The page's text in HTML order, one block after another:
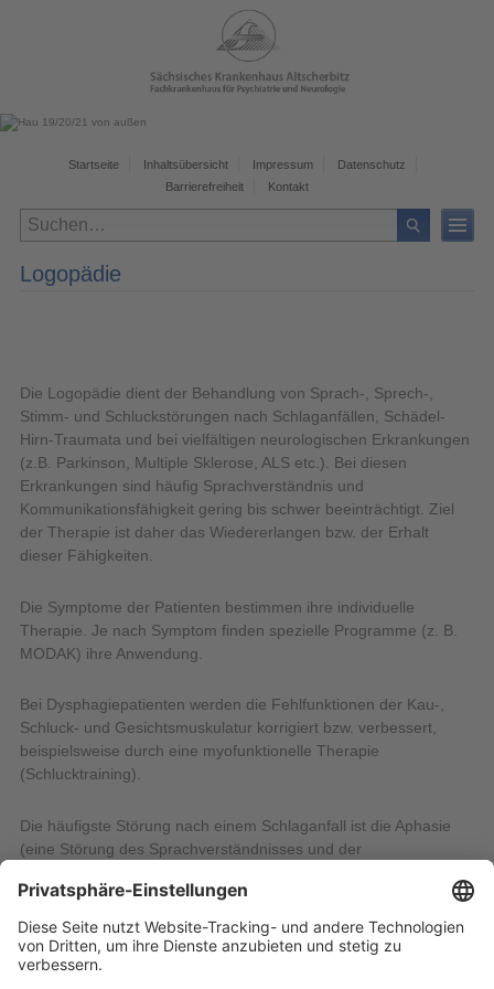
Startseite Inhaltsübersicht Impressum
Datenschutz
Barrierefreiheit
Kontakt
Logopädie
Die Logopädie dient der Behandlung von Sprach-, Sprech-,
Stimm- und Schluckstörungen nach Schlaganfällen, Schädel-
Hirn-Traumata und bei vielfältigen neurologischen Erkrankungen
(z.B. Parkinson, Multiple Sklerose, ALS etc.). Bei diesen
Erkrankungen sind häufig Sprachverständnis und
Kommunikationsfähigkeit gering bis schwer beeinträchtigt. Ziel
der Therapie ist daher das Wiedererlangen bzw. der Erhalt
dieser Fähigkeiten.
Die Symptome der Patienten bestimmen ihre individuelle
Therapie. Je nach Symptom finden spezielle Programme (z. B.
MODAK) ihre Anwendung.
Bei Dysphagiepatienten werden die Fehlfunktionen der Kau-,
Schluck- und Gesichtsmuskulatur korrigiert bzw. verbessert,
beispielsweise durch eine myofunktionelle Therapie
(Schlucktraining).
Die häufigste Störung nach einem Schlaganfall ist die Aphasie
(eine Störung des Sprachverständnisses und der
Unser Ziel ist stets, die logopädische Therapie so frühzeitig wie
möglich zu beginnen, d.h. schon in der Akut- bzw. Anfangsphase.
Vorraussetzung hierfür ist ein guter Allgemeinzustand des